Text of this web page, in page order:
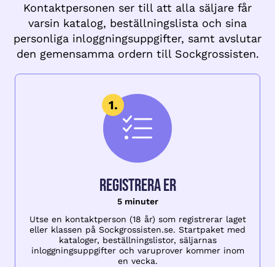
Kontaktpersonen ser till att alla säljare får
varsin katalog, beställningslista och sina
personliga inloggningsuppgifter, samt avslutar
den gemensamma ordern till Sockgrossisten.
Registrera er
5 minuter
Utse en kontaktperson (18 år) som registrerar laget
eller klassen på Sockgrossisten.se. Startpaket med
kataloger, beställningslistor, säljarnas
inloggningsuppgifter och varuprover kommer inom
en vecka.